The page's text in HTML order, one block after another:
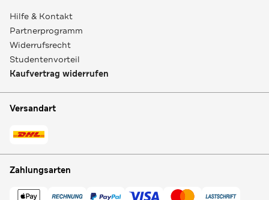
Hilfe & Kontakt
Partnerprogramm
Widerrufsrecht
Studentenvorteil
Kaufvertrag widerrufen
Versandart
Zahlungsarten